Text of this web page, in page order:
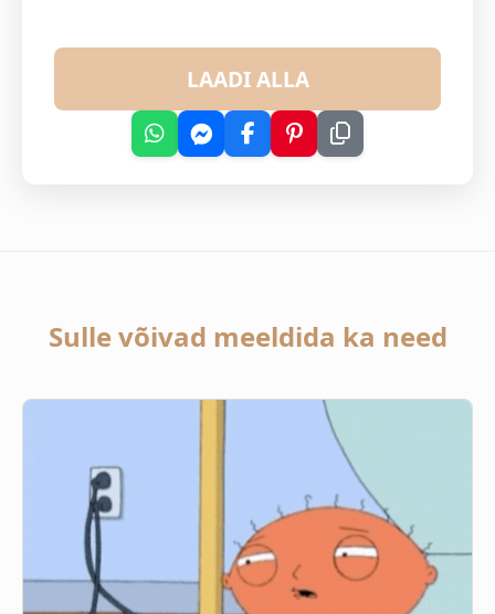
LAADI ALLA
Sulle võivad meeldida ka need